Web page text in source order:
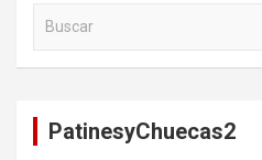
PatinesyChuecas2